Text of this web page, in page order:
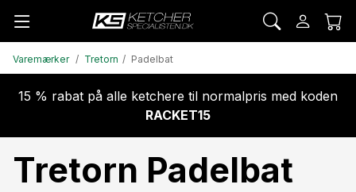
Varemærker Tretorn Padelbat
15 % rabat på alle ketchere til normalpris med koden
RACKET15
Tretorn Padelbat